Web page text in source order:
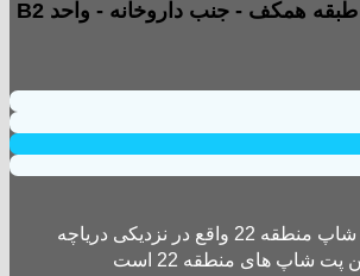
پت شاپ نینی پت پت شاپ منطقه 22 واقع در نزدیکی دریاچه
شاپ های منطقه 22 است